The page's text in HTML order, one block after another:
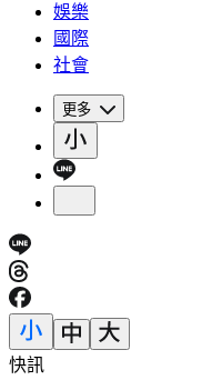
娛樂
國際
社會
更多
快訊